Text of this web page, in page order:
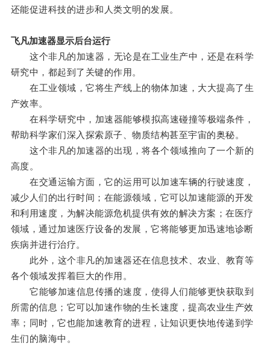
还能促进科技的进步和人类文明的发展。
飞凡加速器显示后台运行
这个非凡的加速器，无论是在工业生产中，还是在科学
研究中，都起到了关键的作用。
在工业领域，它将生产线上的物体加速，大大提高了生
产效率。
在科学研究中，加速器能够模拟高速碰撞等极端条件，
帮助科学家们深入探索原子、物质结构甚至宇宙的奥秘。
这个非凡的加速器的出现，将各个领域推向了一个新的
高度。
在交通运输方面，它的运用可以加速车辆的行驶速度，
减少人们的出行时间；在能源领域，它可以加速能源的开发
和利用速度，为解决能源危机提供有效的解决方案；在医疗
领域，通过加速医疗设备的发展，它将能够更加迅速地诊断
疾病并进行治疗。
此外，这个非凡的加速器还在信息技术、农业、教育等
各个领域发挥着巨大的作用。
它能够加速信息传播的速度，使得人们能够更快获取到
所需的信息；它可以加速作物的生长速度，提高农业生产效
率；同时，它也能加速教育的进程，让知识更快地传递到学
生们的脑海中。